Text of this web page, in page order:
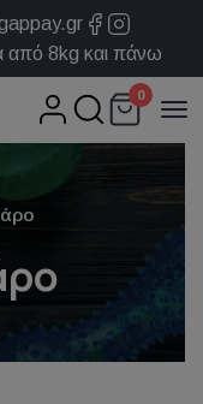
από 8kg και πάνω
0